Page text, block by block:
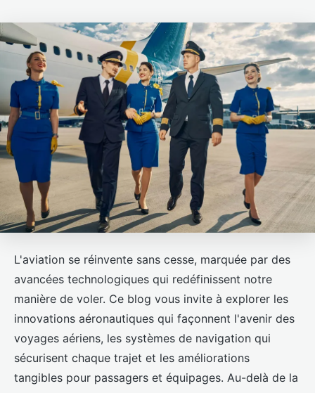
L'aviation se réinvente sans cesse, marquée par des
avancées technologiques qui redéfinissent notre
manière de voler. Ce blog vous invite à explorer les
innovations aéronautiques qui façonnent l'avenir des
voyages aériens, les systèmes de navigation qui
sécurisent chaque trajet et les améliorations
tangibles pour passagers et équipages. Au-delà de la